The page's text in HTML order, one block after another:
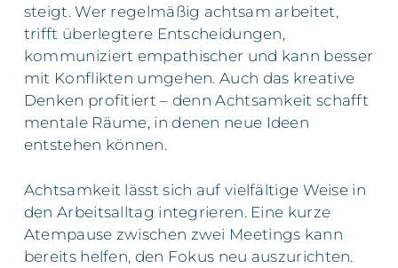
steigt. Wer regelmäßig achtsam arbeitet,
trifft überlegtere Entscheidungen,
kommuniziert empathischer und kann besser
mit Konflikten umgehen. Auch das kreative
Denken profitiert – denn Achtsamkeit schafft
mentale Räume, in denen neue Ideen
entstehen können.
Achtsamkeit lässt sich auf vielfältige Weise in
den Arbeitsalltag integrieren. Eine kurze
Atempause zwischen zwei Meetings kann
bereits helfen, den Fokus neu auszurichten.